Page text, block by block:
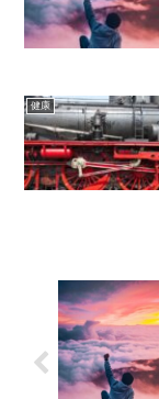
健康